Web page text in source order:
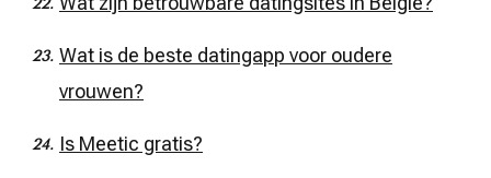
Wat is de beste datingapp voor oudere
vrouwen?
Is Meetic gratis?